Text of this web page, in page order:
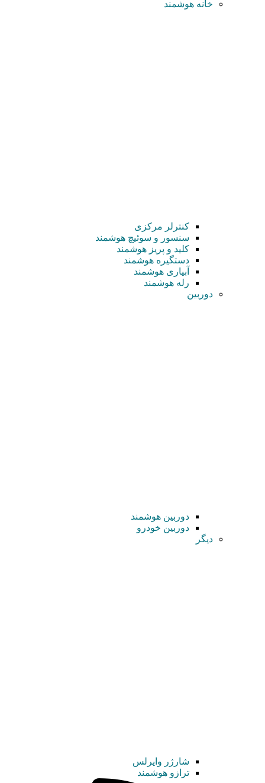
خانه هوشمند
کنترلر مرکزی
سنسور و سوئیچ هوشمند
کلید و پریز هوشمند
دستگیره هوشمند
آبیاری هوشمند
رله هوشمند
دوربین
دوربین هوشمند
دوربین خودرو
دیگر
شارژر وایرلس
ترازو هوشمند